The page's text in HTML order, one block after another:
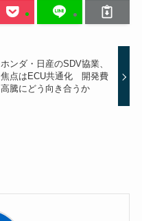
ホンダ・日産のSDV協業、
焦点はECU共通化 開発費
高騰にどう向き合うか